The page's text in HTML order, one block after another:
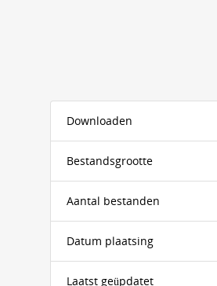
Downloaden
Bestandsgrootte
Aantal bestanden
Datum plaatsing
Laatst geüpdatet